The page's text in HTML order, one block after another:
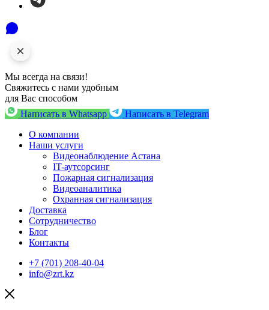
Мы всегда на связи!
Свяжитесь с нами удобным
для Вас способом
Написать в Whatsapp
Написать в Telegram
О компании
Наши услуги
Видеонаблюдение Астана
IT-аутсорсинг
Пожарная сигнализация
Видеоаналитика
Охранная сигнализация
Доставка
Сотрудничество
Блог
Контакты
+7 (701) 208-40-04
info@zrt.kz